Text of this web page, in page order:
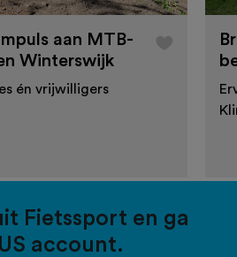
aan MTB-
Winterswijk
én vrijwilligers
Fietssport en ga
account.